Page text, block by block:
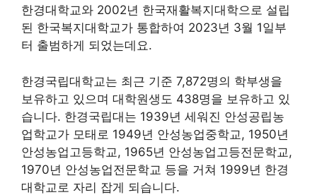
한경대학교와 2002년 한국재활복지대학으로 설립
된 한국복지대학교가 통합하여 2023년 3월 1일부
터 출범하게 되었는데요.
한경국립대학교는 최근 기준 7,872명의 학부생을
보유하고 있으며 대학원생도 438명을 보유하고 있
습니다. 한경국립대는 1939년 세워진 안성공립농
업학교가 모태로 1949년 안성농업중학교, 1950년
안성농업고등학교, 1965년 안성농업고등전문학교,
1970년 안성농업전문학교 등을 거쳐 1999년 한경
대학교로 자리 잡게 되습니다.